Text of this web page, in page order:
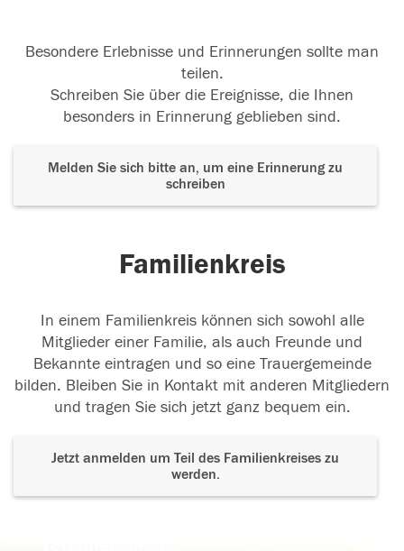
Besondere Erlebnisse und Erinnerungen sollte man
teilen.
Schreiben Sie über die Ereignisse, die Ihnen
besonders in Erinnerung geblieben sind.
Melden Sie sich bitte an, um eine Erinnerung zu
schreiben
Familienkreis
In einem Familienkreis können sich sowohl alle
Mitglieder einer Familie, als auch Freunde und
Bekannte eintragen und so eine Trauergemeinde
bilden. Bleiben Sie in Kontakt mit anderen Mitgliedern
und tragen Sie sich jetzt ganz bequem ein.
Jetzt anmelden um Teil des Familienkreises zu
werden.